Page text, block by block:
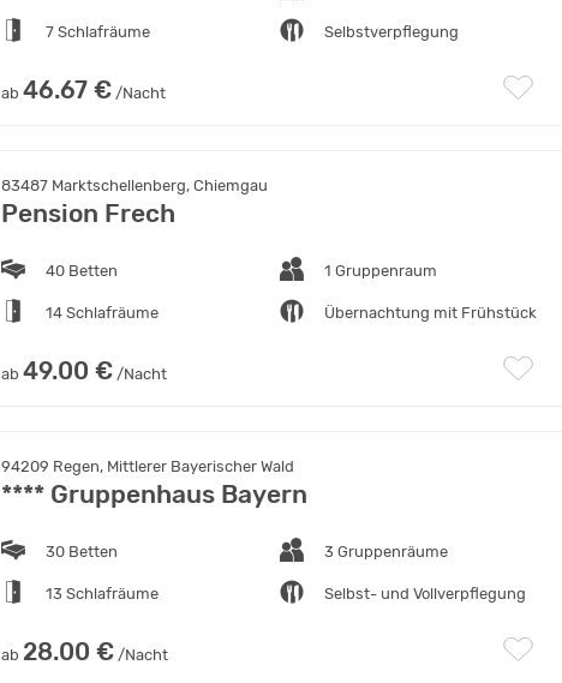
7 Schlafräume Selbstverpflegung
ab 46.67 € /Nacht
83487 Marktschellenberg, Chiemgau
Pension Frech
40 Betten 1 Gruppenraum
14 Schlafräume Übernachtung mit Frühstück
ab 49.00 € /Nacht
94209 Regen, Mittlerer Bayerischer Wald
**** Gruppenhaus Bayern
30 Betten 3 Gruppenräume
13 Schlafräume Selbst- und Vollverpflegung
ab 28.00 € /Nacht